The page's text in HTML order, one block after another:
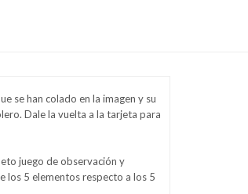
se han colado en la imagen y su
Dale la vuelta a la tarjeta para
juego de observación y
los 5 elementos respecto a los 5